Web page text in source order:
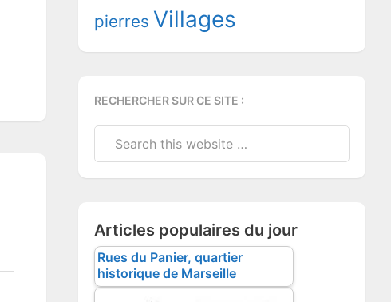
pierres Villages
RECHERCHER SUR CE SITE :
Articles populaires du jour
Rues du Panier, quartier
historique de Marseille